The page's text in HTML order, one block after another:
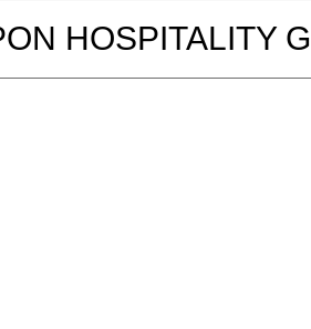
HOSPITALITY